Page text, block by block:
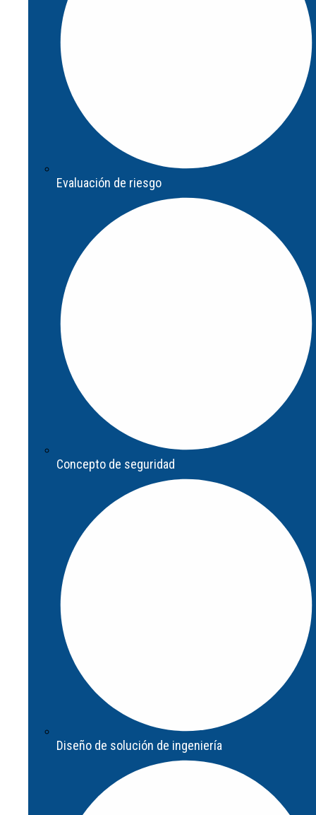
Evaluación de riesgo
Concepto de seguridad
Diseño de solución de ingeniería
Evaluación de riesgo
Concepto de seguridad
Diseño de solución de ingeniería